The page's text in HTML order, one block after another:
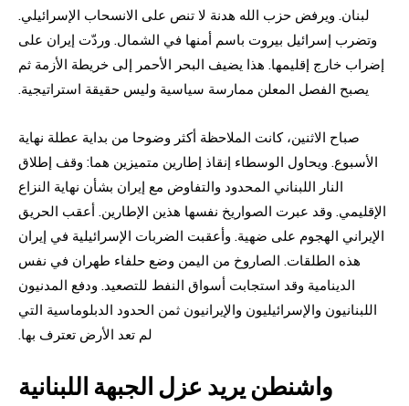
لبنان. ويرفض حزب الله هدنة لا تنص على الانسحاب الإسرائيلي.
وتضرب إسرائيل بيروت باسم أمنها في الشمال. وردّت إيران على
إضراب خارج إقليمها. هذا يضيف البحر الأحمر إلى خريطة الأزمة ثم
يصبح الفصل المعلن ممارسة سياسية وليس حقيقة استراتيجية.
صباح الاثنين، كانت الملاحظة أكثر وضوحا من بداية عطلة نهاية
الأسبوع. ويحاول الوسطاء إنقاذ إطارين متميزين هما: وقف إطلاق
النار اللبناني المحدود والتفاوض مع إيران بشأن نهاية النزاع
الإقليمي. وقد عبرت الصواريخ نفسها هذين الإطارين. أعقب الحريق
الإيراني الهجوم على ضهية. وأعقبت الضربات الإسرائيلية في إيران
هذه الطلقات. الصاروخ من اليمن وضع حلفاء طهران في نفس
الدينامية وقد استجابت أسواق النفط للتصعيد. ودفع المدنيون
اللبنانيون والإسرائيليون والإيرانيون ثمن الحدود الدبلوماسية التي
لم تعد الأرض تعترف بها.
واشنطن يريد عزل الجبهة اللبنانية